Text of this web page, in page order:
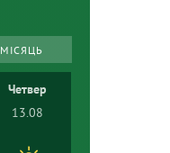
МІСЯЦЬ
Четвер
13.08